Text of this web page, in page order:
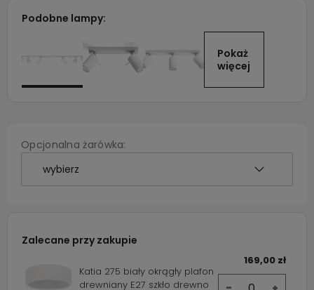
Podobne lampy:
Pokaż
więcej
Opcjonalna żarówka:
Zalecane przy zakupie
Katia 275 biały okrągły plafon
drewniany E27 szkło drewno
169,00 zł